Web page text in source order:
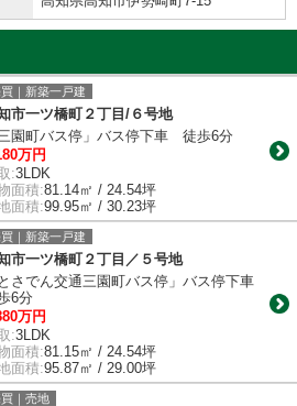
｜新築一戸建
市一ツ橋町２丁目/６号地
三園町バス停」バス停下車 徒歩6分
万円
:3LDK
面積:81.14㎡ / 24.54坪
面積:99.95㎡ / 30.23坪
｜新築一戸建
市一ツ橋町２丁目／５号地
とさでん交通三園町バス停」バス停下車
6分
万円
:3LDK
面積:81.15㎡ / 24.54坪
面積:95.87㎡ / 29.00坪
｜売地